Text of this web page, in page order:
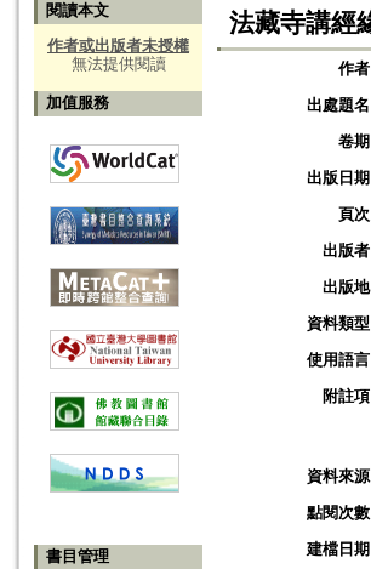
閱讀本文
作者或出版者未授權
無法提供閱讀
加值服務
書目管理
法藏寺講經
作者
出處題名
卷期
出版日期
頁次
出版者
出版地
資料類型
使用語言
附註項
資料來源
點閱次數
建檔日期